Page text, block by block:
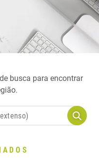
busca para encontrar